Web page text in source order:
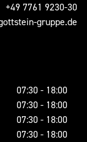
+49 7761 9230-30
gruppe.de
07:30 - 18:00
07:30 - 18:00
07:30 - 18:00
07:30 - 18:00